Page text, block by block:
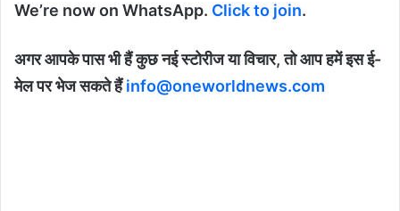
We’re now on WhatsApp. Click to join.
अगर आपके पास भी हैं कुछ नई स्टोरीज या विचार, तो आप हमें इस ई-
मेल पर भेज सकते हैंinfo@oneworldnews.com